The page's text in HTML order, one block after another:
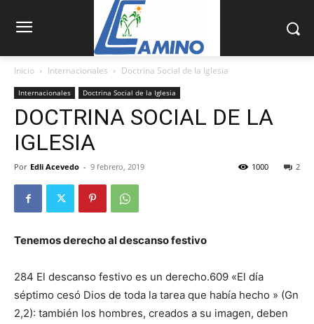
Inicio Internacionales Doctrina Social de la Iglesia
Internacionales Doctrina Social de la Iglesia
DOCTRINA SOCIAL DE LA
IGLESIA
Por Edli Acevedo - 9 febrero, 2019 2
1000
Tenemos derecho al descanso festivo
284 El descanso festivo es un derecho.609 «El día
séptimo cesó Dios de toda la tarea que ha­bía hecho » (Gn
2,2): también los hombres, creados a su imagen, deben